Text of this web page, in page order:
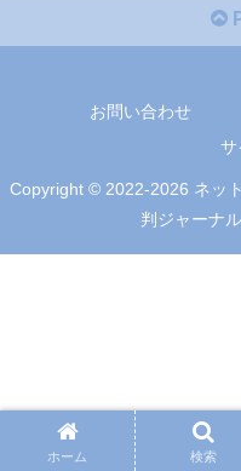
お問い合わせ
サ
Copyright © 2022-2026 ネッ
判ジャーナ
ホーム 検索